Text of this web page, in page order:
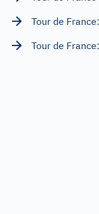
Tour de
Tour de